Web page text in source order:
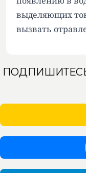
выделяющих
вызвать